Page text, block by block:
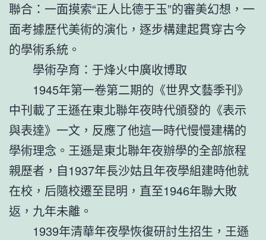
聯合：一面摸索“正人比德于玉”的審美幻想，一
面考據歷代美術的演化，逐步構建起貫穿古今
的學術系統。
學術孕育：于烽火中廣收博取
1945年第一卷第二期的《世界文藝季刊》
中刊載了王遜在東北聯年夜時代頒發的《表示
與表達》一文，反應了他這一時代慢慢建構的
學術理念。王遜是東北聯年夜辦學的全部旅程
親歷者，自1937年長沙姑且年夜學組建時他就
在校，后隨校遷至昆明，直至1946年聯大敗
返，九年未離。
1939年清華年夜學恢復研討生招生，王遜